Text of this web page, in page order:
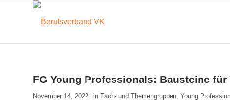
FG Young Professionals: Bausteine
November 14, 2022 in Fach- und Themengruppen, Young